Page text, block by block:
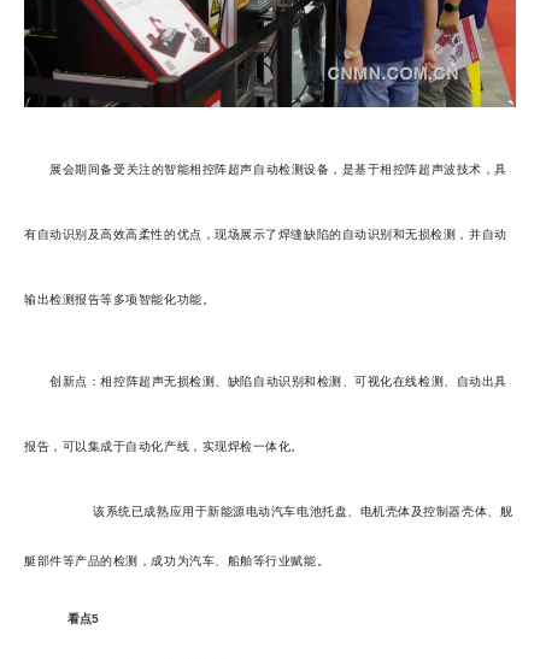
展会期间备受关注的智能相控阵超声自动检测设备，是基于相控阵超声波技术，具
有自动识别及高效高柔性的优点，现场展示了焊缝缺陷的自动识别和无损检测，并自动
输出检测报告等多项智能化功能。
创新点：相控阵超声无损检测、缺陷自动识别和检测、可视化在线检测、自动出具
报告，可以集成于自动化产线，实现焊检一体化。
该系统已成熟应用于新能源电动汽车电池托盘、电机壳体及控制器壳体、舰
艇部件等产品的检测，成功为汽车、船舶等行业赋能。
看点5